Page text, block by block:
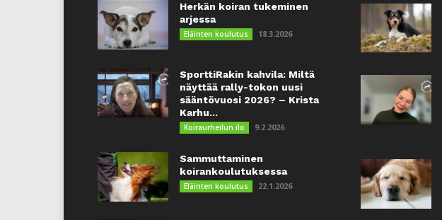
Herkän koiran tukeminen
arjessa
Eläinten koulutus 18.3.2026
SporttiRakin kahvila: Miltä
näyttää rally-tokon uusi
sääntövuosi 2026? – Krista
Karhu...
Koiraurheilun ilo 9.2.2026
Sammuttaminen
koirankoulutuksessa
Eläinten koulutus 22.1.2026